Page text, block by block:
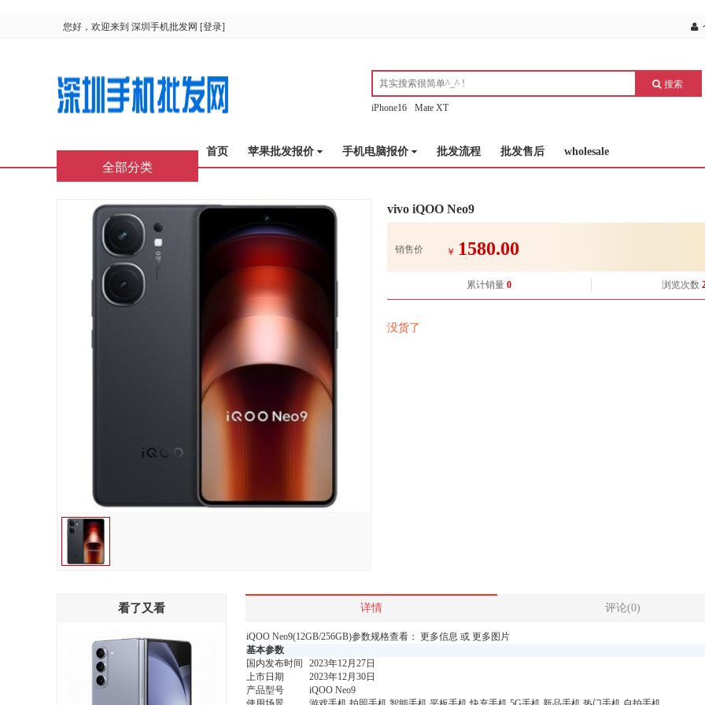
您好，欢迎来到 深圳手机批发网 [登录]
搜索
iPhone16 Mate XT
首页 苹果批发报价 手机电脑报价 批发流程 批发售后 wholesale
全部分类
vivo iQOO Neo9
销售价 ￥ 1580.00
累计销量 0 浏览次数
没货了
看了又看 详情 评论(0)
iQOO Neo9(12GB/256GB)参数规格查看： 更多信息 或 更多图片
基本参数
国内发布时间
2023年12月27日
上市日期
2023年12月30日
产品型号
iQOO Neo9